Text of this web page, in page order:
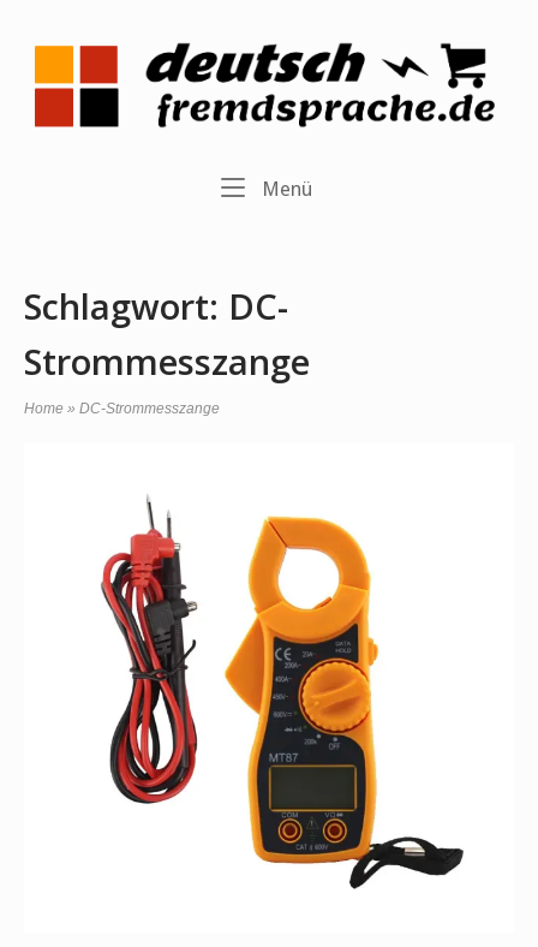
Home
Menü
Schlagwort: DC-
Strommesszange
Home » DC-Strommesszange